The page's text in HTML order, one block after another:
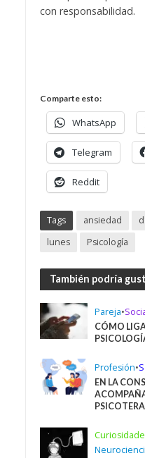
con responsabilidad.
Comparte esto:
WhatsApp
Telegram
Reddit
Tags ansiedad
lunes
Psicología
También podría
Pareja•
CÓMO
Profesión•
EN LA